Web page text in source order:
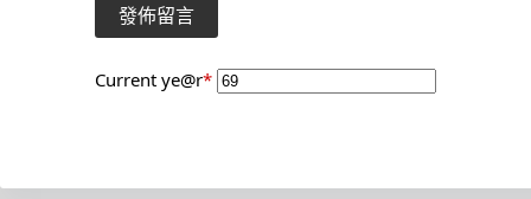
發佈留言
Current ye@r*